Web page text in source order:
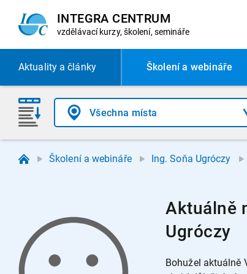
INTEGRA CENTRUM
vzdělávací kurzy, školení, semináře
Aktualitya články Školení a webináře
Školení a webináře Ing. Soňa Ugróczy
Aktuálně
Ugróczy
Bohužel aktuálně